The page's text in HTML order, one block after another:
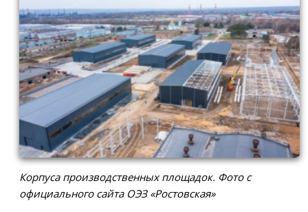
Корпуса производственных площадок. Фото с
официального сайта ОЭЗ «Ростовская»